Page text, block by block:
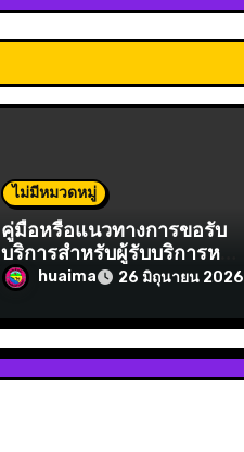
ไม่มีหมวดหมู่
คู่มือหรือแนวทางการขอรับ
บริการสำหรับผู้รับบริการหรือ
ผู้มาติดต่อ
huaima 26 มิถุนายน 2026